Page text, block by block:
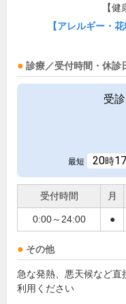
【健
【アレルギー・
診療／受付時間・休診
受
最短 20時17
受付時間 月
0:00～24:00 ●
その他
急な発熱、悪天候など
利用ください